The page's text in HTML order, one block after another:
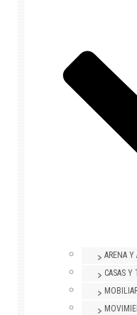
ARENA Y
CASAS Y